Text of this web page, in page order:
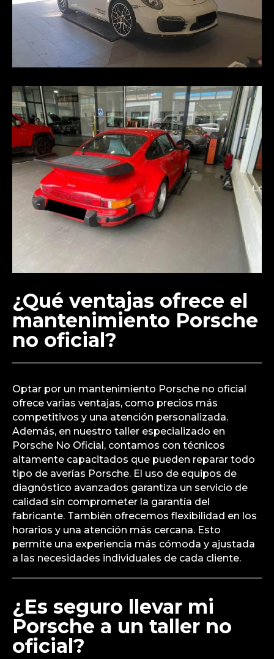
¿Qué ventajas ofrece el
mantenimiento Porsche
no oficial?
Optar por un mantenimiento Porsche no oficial
ofrece varias ventajas, como precios más
competitivos y una atención personalizada.
Además, en nuestro taller especializado en
Porsche No Oficial, contamos con técnicos
altamente capacitados que pueden reparar todo
tipo de averías Porsche. El uso de equipos de
diagnóstico avanzados garantiza un servicio de
calidad sin comprometer la garantía del
fabricante. También ofrecemos flexibilidad en los
horarios y una atención más cercana. Esto
permite una experiencia más cómoda y ajustada
a las necesidades individuales de cada cliente.
¿Es seguro llevar mi
Porsche a un taller no
oficial?